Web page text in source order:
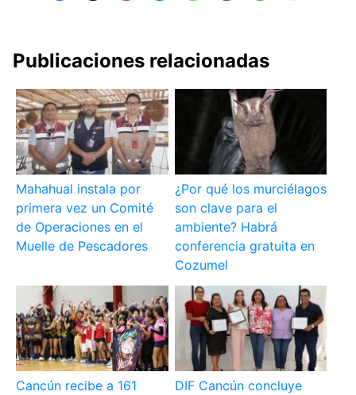
Publicaciones relacionadas
Mahahual instala por
primera vez un Comité
de Operaciones en el
Muelle de Pescadores
¿Por qué los murciélagos
son clave para el
ambiente? Habrá
conferencia gratuita en
Cozumel
Cancún recibe a 161
DIF Cancún concluye